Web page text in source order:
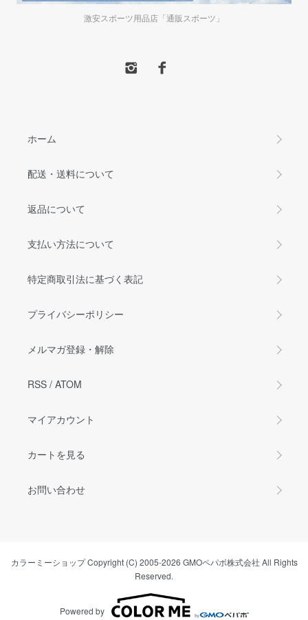
激安スポーツ用品店「通販スポーツ」
ホーム
配送・送料について
返品について
支払い方法について
特定商取引法に基づく表記
プライバシーポリシー
メルマガ登録・解除
RSS / ATOM
マイアカウント
カートを見る
お問い合わせ
カラーミーショップCopyright (C) 2005-2026 GMOペパボ株式会社 All Rights
Reserved.
Powered by